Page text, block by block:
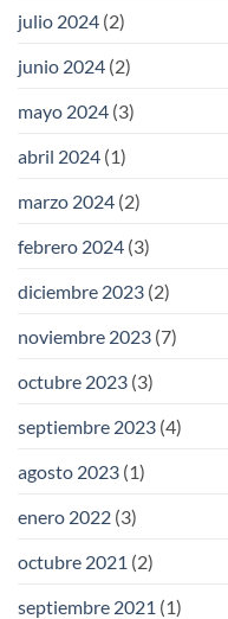
julio 2024 (2)
junio 2024 (2)
mayo 2024 (3)
abril 2024 (1)
marzo 2024 (2)
febrero 2024 (3)
diciembre 2023 (2)
noviembre 2023 (7)
octubre 2023 (3)
septiembre 2023 (4)
agosto 2023 (1)
enero 2022 (3)
octubre 2021 (2)
septiembre 2021 (1)